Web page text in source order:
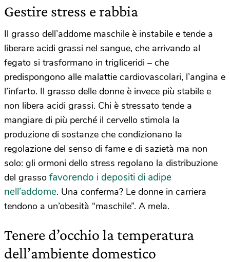
Gestire stress e rabbia
Il grasso dell’addome maschile è instabile e tende a
liberare acidi grassi nel sangue, che arrivando al
fegato si trasformano in trigliceridi – che
predispongono alle malattie cardiovascolari, l’angina e
l’infarto. Il grasso delle donne è invece più stabile e
non libera acidi grassi. Chi è stressato tende a
mangiare di più perché il cervello stimola la
produzione di sostanze che condizionano la
regolazione del senso di fame e di sazietà ma non
solo: gli ormoni dello stress regolano la distribuzione
del grasso favorendo i depositi di adipe
nell’addome. Una conferma? Le donne in carriera
tendono a un’obesità “maschile”. A mela.
Tenere d’occhio la temperatura
dell’ambiente domestico